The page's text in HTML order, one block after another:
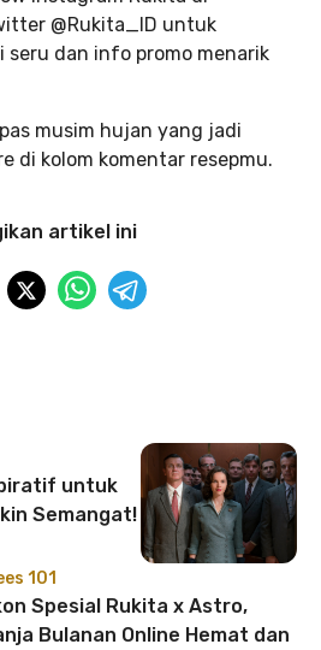
@Rukita_ID untuk
seru dan info promo menarik
musim hujan yang jadi
di kolom komentar resepmu.
artikel ini
untuk
Semangat!
101
Spesial Rukita x Astro,
Bulanan Online Hemat dan